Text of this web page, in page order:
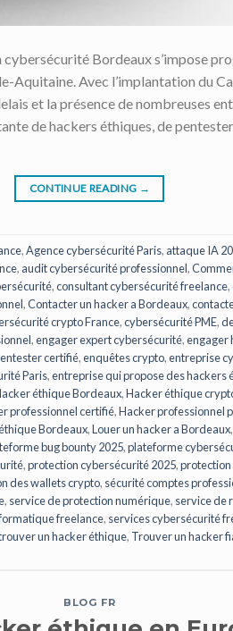
Bordeaux s’impose
Aquitaine. Avec l’implantation du
et la présence de nombreuses
de hackers éthiques, de
CONTINUE READING →
,Agence cybersécurité Paris, attaque IA
, audit cybersécurité professionnel,
,consultant cybersécurité freelance,
,Contacter un hacker a Bordeaux,
crypto France,cybersécurité PME,
,engager expert cybersécurité,engager
certifié,enquêtes crypto,entreprise
Paris,entreprise qui propose des hackers
éthique Bordeaux,Hacker éthique
professionnel certifié,Hacker professionnel
Bordeaux,Louer un hacker a Bordeaux,
bug bounty 2025,plateforme
,protection cybersécurité 2025,protection
des wallets crypto, sécurité comptes
, service de protection numérique, service de
freelance, services cybersécurité
un hacker éthique, Trouver un hacker
BLOG FR